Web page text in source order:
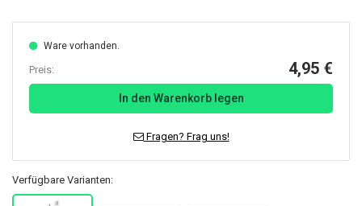
Ware vorhanden.
Preis: 4,95 €
In den Warenkorb legen
Fragen? Frag uns!
Verfügbare Varianten: